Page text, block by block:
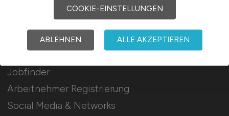
Für Arbeitnehmer
Jobfinder
Arbeitnehmer Registrierung
Social Media & Networks
COOKIE-EINSTELLUNGEN
ABLEHNEN ALLE AKZEPTIEREN